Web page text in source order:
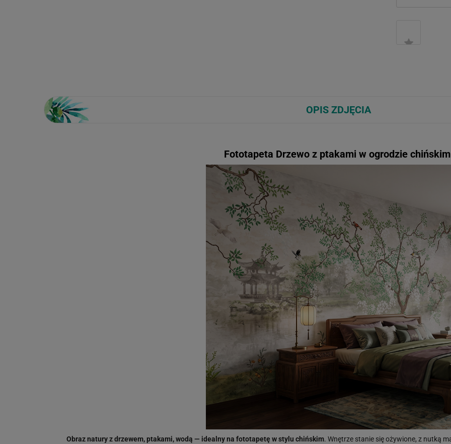
OPIS ZDJĘCIA
Fototapeta Drzewo z ptakami w ogrodzie
Obraz natury z drzewem, ptakami, wodą — idealny na fototapetę w stylu chińskim. Wnętrze stanie się ożywione, z nutką